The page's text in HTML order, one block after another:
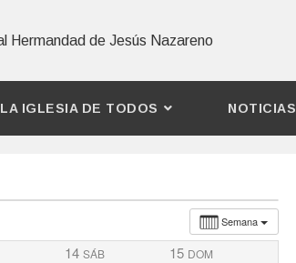
LA IGLESIA DE TODOS NOTICIAS
Semana
14 SÁB 15 DOM